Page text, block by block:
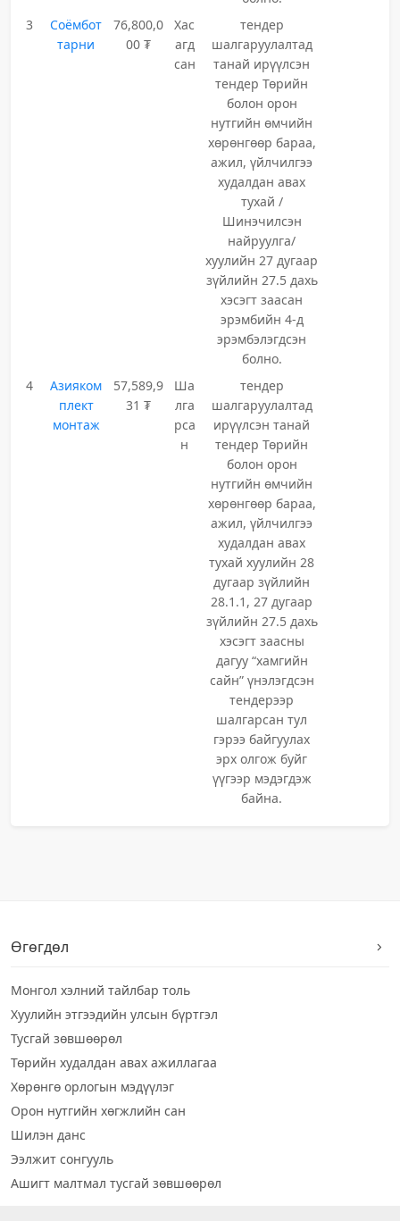
3
Соёмбот
тарни
76,800,0
00 ₮
Хас
агд
сан
тендер
шалгаруулалтад
танай ирүүлсэн
тендер Төрийн
болон орон
нутгийн өмчийн
хөрөнгөөр бараа,
ажил, үйлчилгээ
худалдан авах
тухай /
Шинэчилсэн
найруулга/
хуулийн 27 дугаар
зүйлийн 27.5 дахь
хэсэгт заасан
эрэмбийн 4-д
эрэмбэлэгдсэн
болно.
4
Азияком
плект
монтаж
57,589,9
31 ₮
Ша
лга
рса
н
тендер
шалгаруулалтад
ирүүлсэн танай
тендер Төрийн
болон орон
нутгийн өмчийн
хөрөнгөөр бараа,
ажил, үйлчилгээ
худалдан авах
тухай хуулийн 28
дугаар зүйлийн
28.1.1, 27 дугаар
зүйлийн 27.5 дахь
хэсэгт заасны
дагуу “хамгийн
сайн” үнэлэгдсэн
тендерээр
шалгарсан тул
гэрээ байгуулах
эрх олгож буйг
үүгээр мэдэгдэж
байна.
Өгөгдөл
Монгол хэлний тайлбар толь
Хуулийн этгээдийн улсын бүртгэл
Тусгай зөвшөөрөл
Төрийн худалдан авах ажиллагаа
Хөрөнгө орлогын мэдүүлэг
Орон нутгийн хөгжлийн сан
Шилэн данс
Ээлжит сонгууль
Ашигт малтмал тусгай зөвшөөрөл